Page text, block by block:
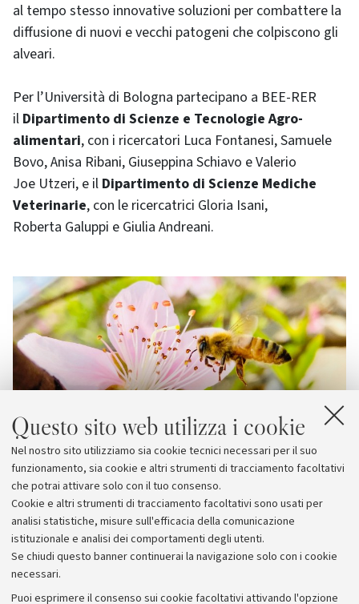
Questo sito web utilizza i cookie
Nel nostro sito utilizziamo sia cookie tecnici necessari per il suo
funzionamento, sia cookie e altri strumenti di tracciamento facoltativi
che potrai attivare solo con il tuo consenso.
Cookie e altri strumenti di tracciamento facoltativi sono usati per
analisi statistiche, misure sull'efficacia della comunicazione
istituzionale e analisi dei comportamenti degli utenti.
Se chiudi questo banner continuerai la navigazione solo con i cookie
necessari.
Puoi esprimere il consenso sui cookie facoltativi attivando l'opzione
al tempo stesso innovative soluzioni per combattere la
diffusione di nuovi e vecchi patogeni che colpiscono gli
alveari.
Per l’Università di Bologna partecipano a BEE-RER
il Dipartimento di Scienze e Tecnologie Agro-
alimentari, con i ricercatori Luca Fontanesi, Samuele
Bovo, Anisa Ribani, Giuseppina Schiavo e Valerio
Joe Utzeri, e il Dipartimento di Scienze Mediche
Veterinarie, con le ricercatrici Gloria Isani,
Roberta Galuppi e Giulia Andreani.
Archivio